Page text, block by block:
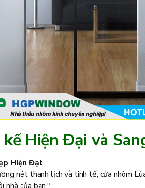
Hiện Đại và
Hiện Đại:
nét thanh lịch và tinh tế, cửa nhôm
nhà của bạn."